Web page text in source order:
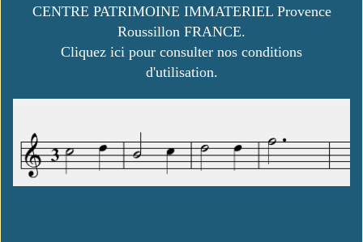
CENTRE PATRIMOINE IMMATERIEL Provence
Roussillon FRANCE.
Cliquez ici pour consulter nos conditions
d'utilisation.